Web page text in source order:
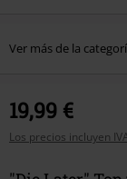
Ver más de la
19,99 €
Los precios incluyen